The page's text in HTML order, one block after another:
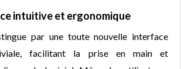
intuitive et ergonomique
par une toute nouvelle interface
facilitant la prise en main et